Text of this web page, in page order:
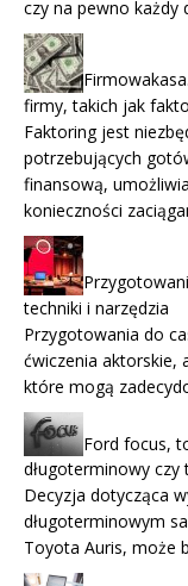
czy na pewno
firmy, takich jak
Faktoring jest
potrzebujących
finansową,
konieczności
techniki i narzędzia
Przygotowania do
ćwiczenia aktorskie,
które mogą
Ford focus,
długoterminowy czy
Decyzja dotycząca
długoterminowym
Toyota Auris, może